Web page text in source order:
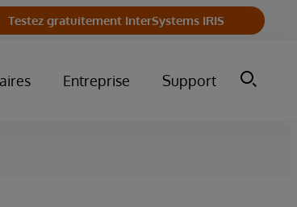
Testez gratuitement InterSystems IRIS
Entreprise Support